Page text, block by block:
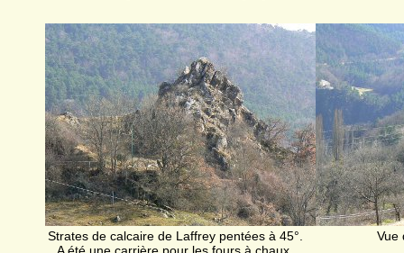
Strates de calcaire de Laffrey pentées à 45°.
Vue